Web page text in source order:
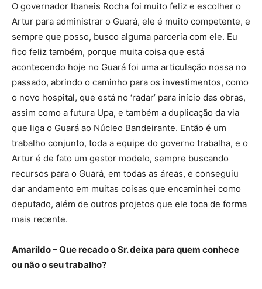
O governador Ibaneis Rocha foi muito feliz e escolher o
Artur para administrar o Guará, ele é muito competente, e
sempre que posso, busco alguma parceria com ele. Eu
fico feliz também, porque muita coisa que está
acontecendo hoje no Guará foi uma articulação nossa no
passado, abrindo o caminho para os investimentos, como
o novo hospital, que está no ‘radar’ para início das obras,
assim como a futura Upa, e também a duplicação da via
que liga o Guará ao Núcleo Bandeirante. Então é um
trabalho conjunto, toda a equipe do governo trabalha, e o
Artur é de fato um gestor modelo, sempre buscando
recursos para o Guará, em todas as áreas, e conseguiu
dar andamento em muitas coisas que encaminhei como
deputado, além de outros projetos que ele toca de forma
mais recente.
Amarildo – Que recado o Sr. deixa para quem conhece
ou não o seu trabalho?